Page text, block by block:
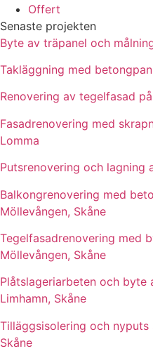
Offert
Senaste projekten
Byte av träpanel och
Takläggning med
Renovering av tegelfasad
Fasadrenovering med
Lomma
Putsrenovering och lagning
Balkongrenovering med
Möllevången, Skåne
Tegelfasadrenovering med
Möllevången, Skåne
Plåtslageriarbeten och byte
Limhamn, Skåne
Tilläggsisolering och nyputs
Skåne